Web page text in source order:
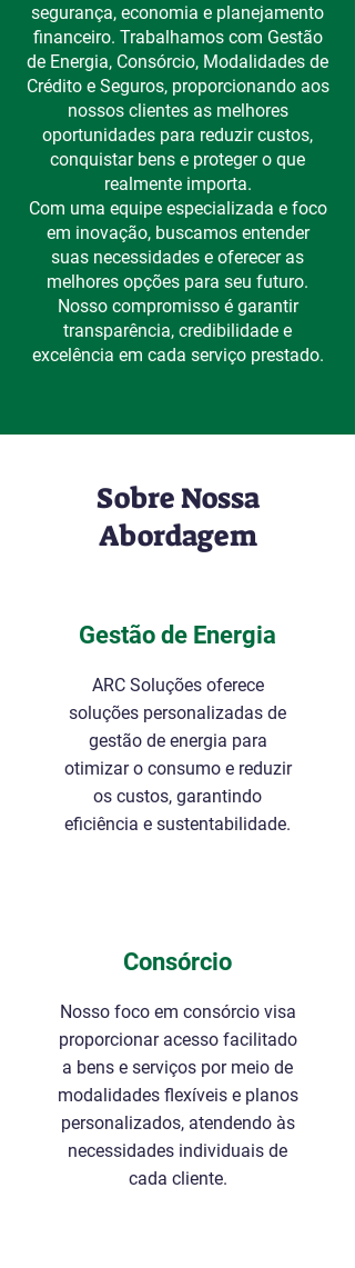
segurança, economia e planejamento
financeiro. Trabalhamos com Gestão
de Energia, Consórcio, Modalidades de
Crédito e Seguros, proporcionando aos
nossos clientes as melhores
oportunidades para reduzir custos,
conquistar bens e proteger o que
realmente importa.
Com uma equipe especializada e foco
em inovação, buscamos entender
suas necessidades e oferecer as
melhores opções para seu futuro.
Nosso compromisso é garantir
transparência, credibilidade e
excelência em cada serviço prestado.
Sobre Nossa
Abordagem
Gestão de Energia
ARC Soluções oferece
soluções personalizadas de
gestão de energia para
otimizar o consumo e reduzir
os custos, garantindo
eficiência e sustentabilidade.
Consórcio
Nosso foco em consórcio visa
proporcionar acesso facilitado
a bens e serviços por meio de
modalidades flexíveis e planos
personalizados, atendendo às
necessidades individuais de
cada cliente.